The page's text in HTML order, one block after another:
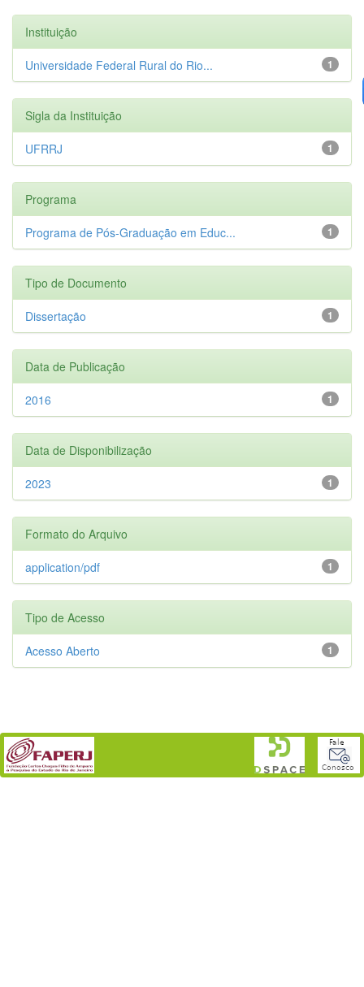
Instituição
1
Universidade Federal Rural do Rio...
Sigla da Instituição
1
UFRRJ
Programa
1
Programa de Pós-Graduação em Educ...
Tipo de Documento
1
Dissertação
Data de Publicação
1
2016
Data de Disponibilização
1
2023
Formato do Arquivo
1
application/pdf
Tipo de Acesso
1
Acesso Aberto